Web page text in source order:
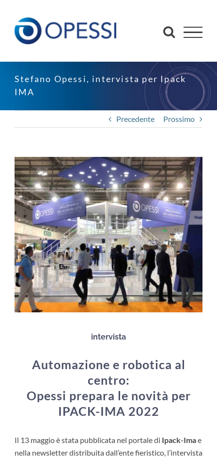
contenuto
Stefano Opessi, intervista per Ipack
IMA
Precedente Prossimo
intervista
Automazione e robotica al
centro:
Opessi prepara le novità per
IPACK-IMA 2022
Il 13 maggio è stata pubblicata nel portale di Ipack-Imae
nella newsletter distribuita dall’ente fieristico, l’intervista